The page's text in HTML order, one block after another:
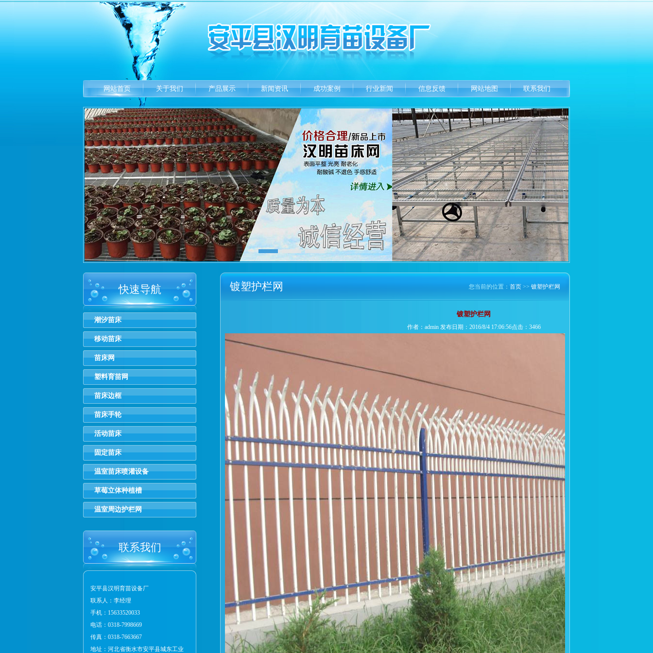
网站首页 关于我们 产品展示 新闻资讯 成功案例 行业新闻 信息反馈 网站地图 联系我们
快速导航
潮汐苗床
移动苗床
苗床网
塑料育苗网
苗床边框
苗床手轮
活动苗床
固定苗床
温室苗床喷灌设备
草莓立体种植槽
温室周边护栏网
联系我们
安平县汉明育苗设备厂
联系人：李经理
手机：15633520033
电话：0318-7998669
传真：0318-7663667
地址：河北省衡水市安平县城东工业
您当前的位置： 首页 >> 镀塑护栏网
镀塑护栏网
镀塑护栏网
作者：admin 发布日期：2016/8/4 17:06:56点击：3466